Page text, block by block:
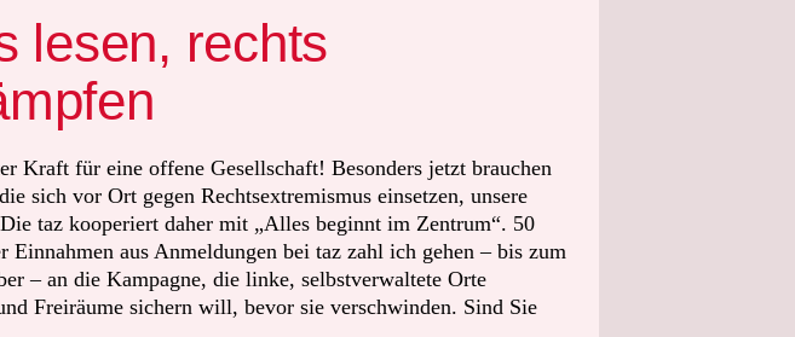
die nach dem
Juli 2011 auf der Insel Utøya
noch nicht die notwendigen
262-seitiger
auf die Moschee des „al Noor
Nicht den norwegischen
es damals nicht erneut zu einem
lesen, rechts
Kraft für eine offene Gesellschaft! Besonders jetzt brauchen
sich vor Ort gegen Rechtsextremismus einsetzen, unsere
taz kooperiert daher mit „Alles beginnt im Zentrum“. 50
Einnahmen aus Anmeldungen bei taz zahl ich gehen – bis zum
– an die Kampagne, die linke, selbstverwaltete Orte
Freiräume sichern will, bevor sie verschwinden. Sind Sie